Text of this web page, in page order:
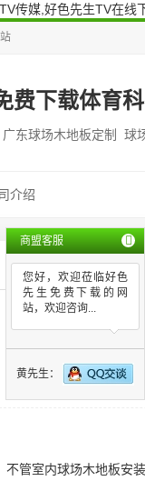
传媒,好色先生TV在线
费下载体育
东球场木地板定制 球
介绍
学
不管室内球场木地板安装
商盟客服
您好，欢迎莅临好色
先生免费下载的网
站，欢迎咨询...
黄先生：